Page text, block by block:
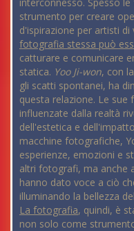
strumento per creare
d'ispirazione per artisti di
fotografia stessa può
catturare e comunicare
statica. Yoo Ji-won, con
gli scatti spontanei, ha
questa relazione. Le
influenzate dalla realtà
dell'estetica e
macchine fotografiche,
esperienze, emozioni e
altri fotografi, ma anche
hanno dato voce a ciò
illuminando la bellezza
La fotografia, quindi, è
non solo come